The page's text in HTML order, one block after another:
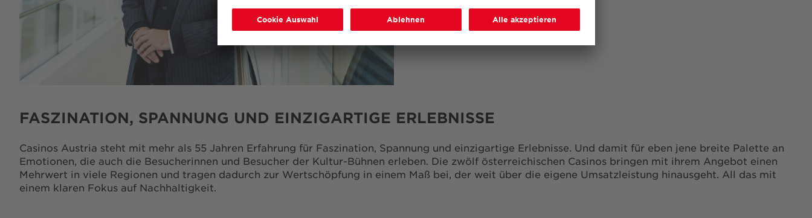
FASZINATION, SPANNUNG UND EINZIGARTIGE ERLEBNISSE
Casinos Austria steht mit mehr als 55 Jahren Erfahrung für Faszination, Spannung und einzigartige Erlebnisse. Und damit für eben jene breite Palette an
Emotionen, die auch die Besucherinnen und Besucher der Kultur-Bühnen erleben. Die zwölf österreichischen Casinos bringen mit ihrem Angebot einen
Mehrwert in viele Regionen und tragen dadurch zur Wertschöpfung in einem Maß bei, der weit über die eigene Umsatzleistung hinausgeht. All das mit
einem klaren Fokus auf Nachhaltigkeit.